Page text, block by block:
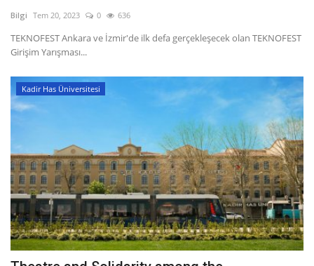
Bilgi Tem 20, 2023 0 636
TEKNOFEST Ankara ve İzmir'de ilk defa gerçekleşecek olan TEKNOFEST
Girişim Yarışması...
Kadir Has Üniversitesi